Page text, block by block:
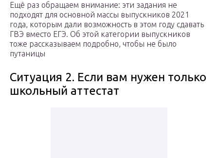
Ещё раз обращаем внимание: эти задания не
подходят для основной массы выпускников 2021
года, которым дали возможность в этом году сдавать
ГВЭ вместо ЕГЭ. Об этой категории выпускников
тоже рассказываем подробно, чтобы не было
путаницы
Ситуация 2. Если вам нужен только
школьный аттестат